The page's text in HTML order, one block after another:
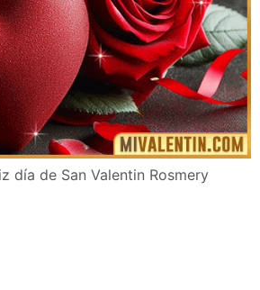
día de San Valentin Rosmery